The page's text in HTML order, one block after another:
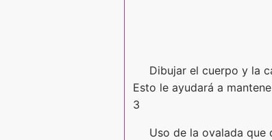
Dibujar el cuerpo y la
Esto le ayudará a
3
Uso de la ovalada que